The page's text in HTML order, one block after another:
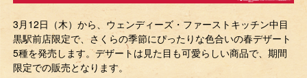
3月12日（木）から、ウェンディーズ・ファーストキッチン中目
黒駅前店限定で、さくらの季節にぴったりな色合いの春デザート
5種を発売します。デザートは見た目も可愛らしい商品で、期間
限定での販売となります。